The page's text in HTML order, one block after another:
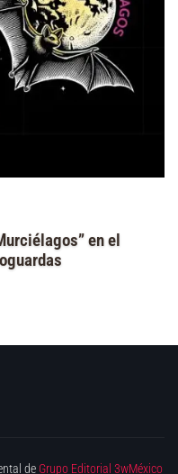
en el
de Grupo Editorial 3wMéxico